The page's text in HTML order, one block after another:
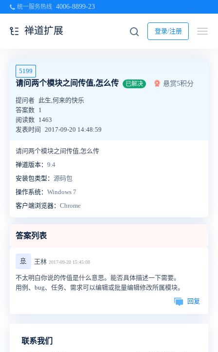
统一服务热线 4006-8899-23
登录/注册
禅道扩展
5199
请问两个模块之间传值,怎么传 已解决 悬赏5积分
提问者 此生,何来的快乐
答案数 1
阅读数 1463
发表时间
2017-09-20 14:48:59
请问两个模块之间传值,怎么传
禅道版本： 9.4
安装包类型： 源码包
操作系统： Windows 7
客户端浏览器： Chrome
答案列表
🚢 王林 2017-09-20 15:45:08
不太明白你说的传值是什么意思。能否具体描述一下需要。
用例、bug、任务、需求可以编辑或批量编辑修改所属模块。
回复
联系我们